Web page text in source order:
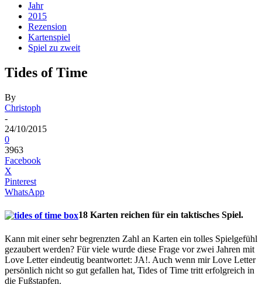
Jahr
2015
Rezension
Kartenspiel
Spiel zu zweit
Tides of Time
By
Christoph
-
24/10/2015
0
3963
Facebook
X
Pinterest
WhatsApp
18 Karten reichen für ein taktisches Spiel.
Kann mit einer sehr begrenzten Zahl an Karten ein tolles Spielgefühl
gezaubert werden? Für viele wurde diese Frage vor zwei Jahren mit
Love Letter eindeutig beantwortet: JA!. Auch wenn mir Love Letter
persönlich nicht so gut gefallen hat, Tides of Time tritt erfolgreich in
die Fußstapfen.